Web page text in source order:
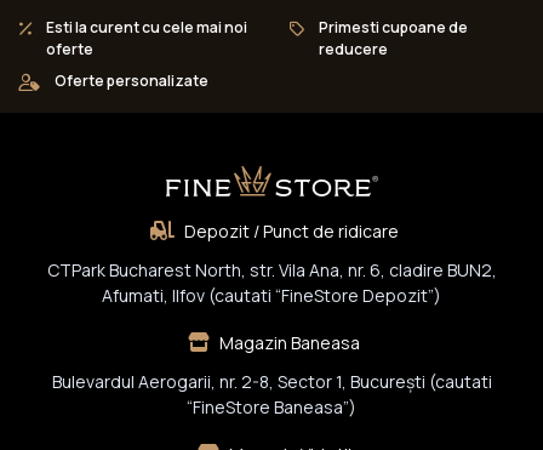
Esti la curent cu cele mai noi
oferte
Primesti cupoane de
reducere
Oferte personalizate
Depozit / Punct de ridicare
CTPark Bucharest North, str. Vila Ana, nr. 6, cladire BUN2,
Afumati, Ilfov (cautati “FineStore Depozit”)
Magazin Baneasa
Bulevardul Aerogarii, nr. 2-8, Sector 1, Bucureşti (cautati
“FineStore Baneasa”)